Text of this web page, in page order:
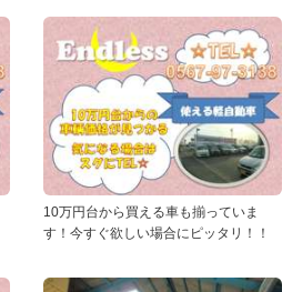
10万円台から買える車も揃っていま
す！今すぐ欲しい場合にピッタリ！！